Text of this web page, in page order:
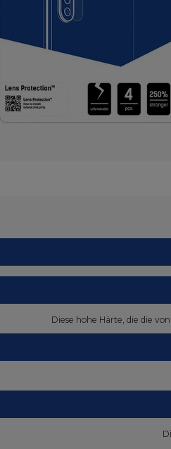
Diese hohe Härte, die die